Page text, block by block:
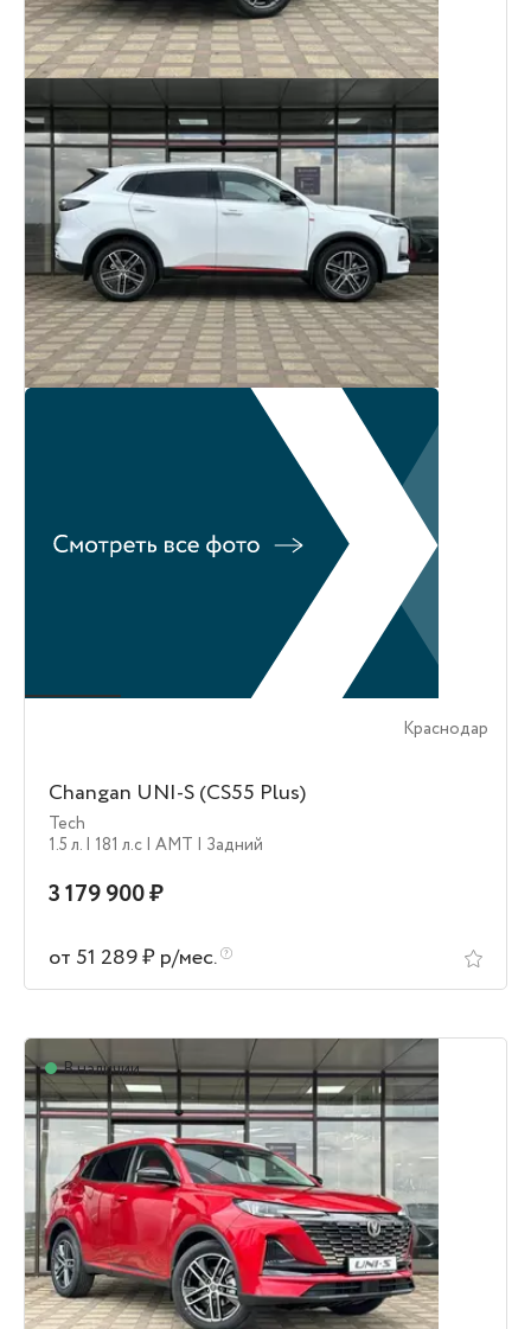
Краснодар
Changan UNI-S (CS55 Plus)
Tech
1.5 л. | 181 л.c | AMT | Задний
3 179 900 ₽
от 51 289 ₽ р/мес.
В наличии